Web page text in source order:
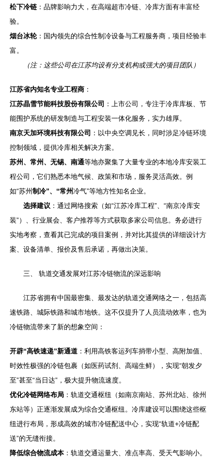
松下冷链 ：品牌影响力大，在高端超市冷链、冷库方面有丰富经
验。
烟台冰轮：国内领先的综合性制冷设备与工程服务商，项目经验丰
富。
（注：这些公司在江苏均设有分支机构或强大的项目团队）
江苏省内知名专业工程商 ：
江苏晶雪节能科技股份有限公司 ：上市公司，专注于冷库库板、节
能围护系统的研发制造与工程安装一体化服务，实力雄厚。
南京天加环境科技有限公司 ：以中央空调见长，同时涉足冷链环境
控制领域，提供冷库相关解决方案。
苏州、常州、无锡、南通等地亦聚集了大量专业的本地冷库安装工
程公司，它们熟悉本地气候、政策和市场，服务灵活高效。例
如“苏州制冷”、“常州冷气”等地方性知名企业。
选择建议 ：通过网络搜索（如“江苏冷库工程”、“南京冷库安
装”）、行业展会、客户推荐等方式获取多家公司信息。务必进行
实地考察，查看其已完成的项目案例，并对比其提供的详细设计方
案、设备清单、报价及售后承诺，再做出决策。
三、 轨道交通发展对江苏冷链物流的深远影响
江苏省拥有中国最密集、最发达的轨道交通网络之一，包括高
速铁路、城际铁路和城市地铁。这不仅提升了人员流动效率，也为
冷链物流带来了新的想象空间：
开辟“高铁速递”新通道 ：利用高铁客运列车捎带小型、高附加值、
时效性极强的冷链包裹（如医药试剂、高端生鲜），实现“朝发夕
至”甚至“当日达”，极大提升物流速度。
优化冷链网络布局 ：轨道交通枢纽（如南京南站、苏州北站、徐州
东站等）正逐渐发展成为综合交通枢纽。冷库建设可以围绕这些枢
纽进行布局，形成高效的城市冷链配送中心，实现“轨道+冷链配
送”的无缝衔接。
降低综合物流成本：轨道交通运量大、准点率高、受天气影响小。